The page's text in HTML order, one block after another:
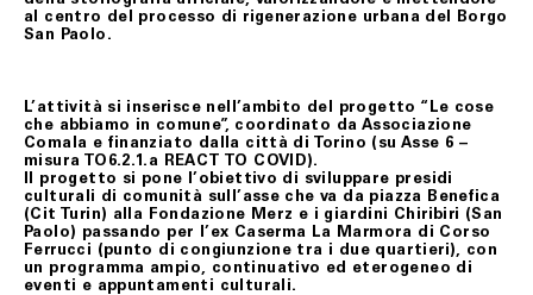
al centro del processo di rigenerazione urbana del Borgo
San Paolo.
L’attività si inserisce nell’ambito del progetto “Le cose
che abbiamo in comune”, coordinato da Associazione
Comala e finanziato dalla città di Torino (su Asse 6 –
misura TO6.2.1.a REACT TO COVID).
Il progetto si pone l’obiettivo di sviluppare presidi
culturali di comunità sull’asse che va da piazza Benefica
(Cit Turin) alla Fondazione Merz e i giardini Chiribiri (San
Paolo) passando per l’ex Caserma La Marmora di Corso
Ferrucci (punto di congiunzione tra i due quartieri), con
un programma ampio, continuativo ed eterogeneo di
eventi e appuntamenti culturali.